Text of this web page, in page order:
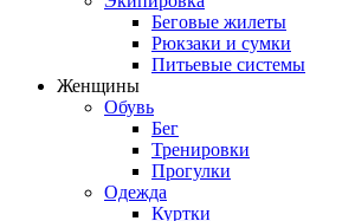
Беговые жилеты
Рюкзаки и сумки
Питьевые системы
Женщины
Обувь
Бег
Тренировки
Прогулки
Одежда
Куртки